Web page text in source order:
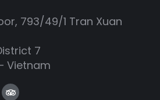
793/49/1 Tran Xuan
7
Vietnam
T